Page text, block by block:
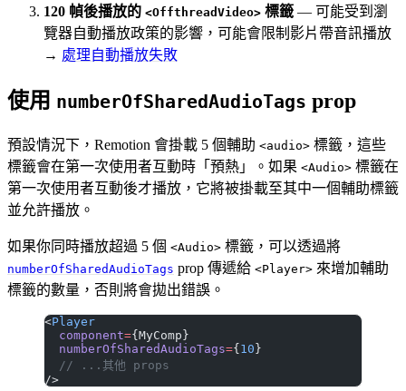
120 幀後播放的 <OffthreadVideo> 標籤 — 可能受到瀏
覽器自動播放政策的影響，可能會限制影片帶音訊播放
→ 處理自動播放失敗
使用 numberOfSharedAudioTags prop
預設情況下，Remotion 會掛載 5 個輔助 <audio> 標籤，這些
標籤會在第一次使用者互動時「預熱」。如果 <Audio> 標籤在
第一次使用者互動後才播放，它將被掛載至其中一個輔助標籤
並允許播放。
如果你同時播放超過 5 個 <Audio> 標籤，可以透過將
numberOfSharedAudioTags prop 傳遞給 <Player> 來增加輔助
標籤的數量，否則將會拋出錯誤。
<Player
  component
={MyComp}
  numberOfSharedAudioTags
={ 10 }
  // ...其他 props
/>